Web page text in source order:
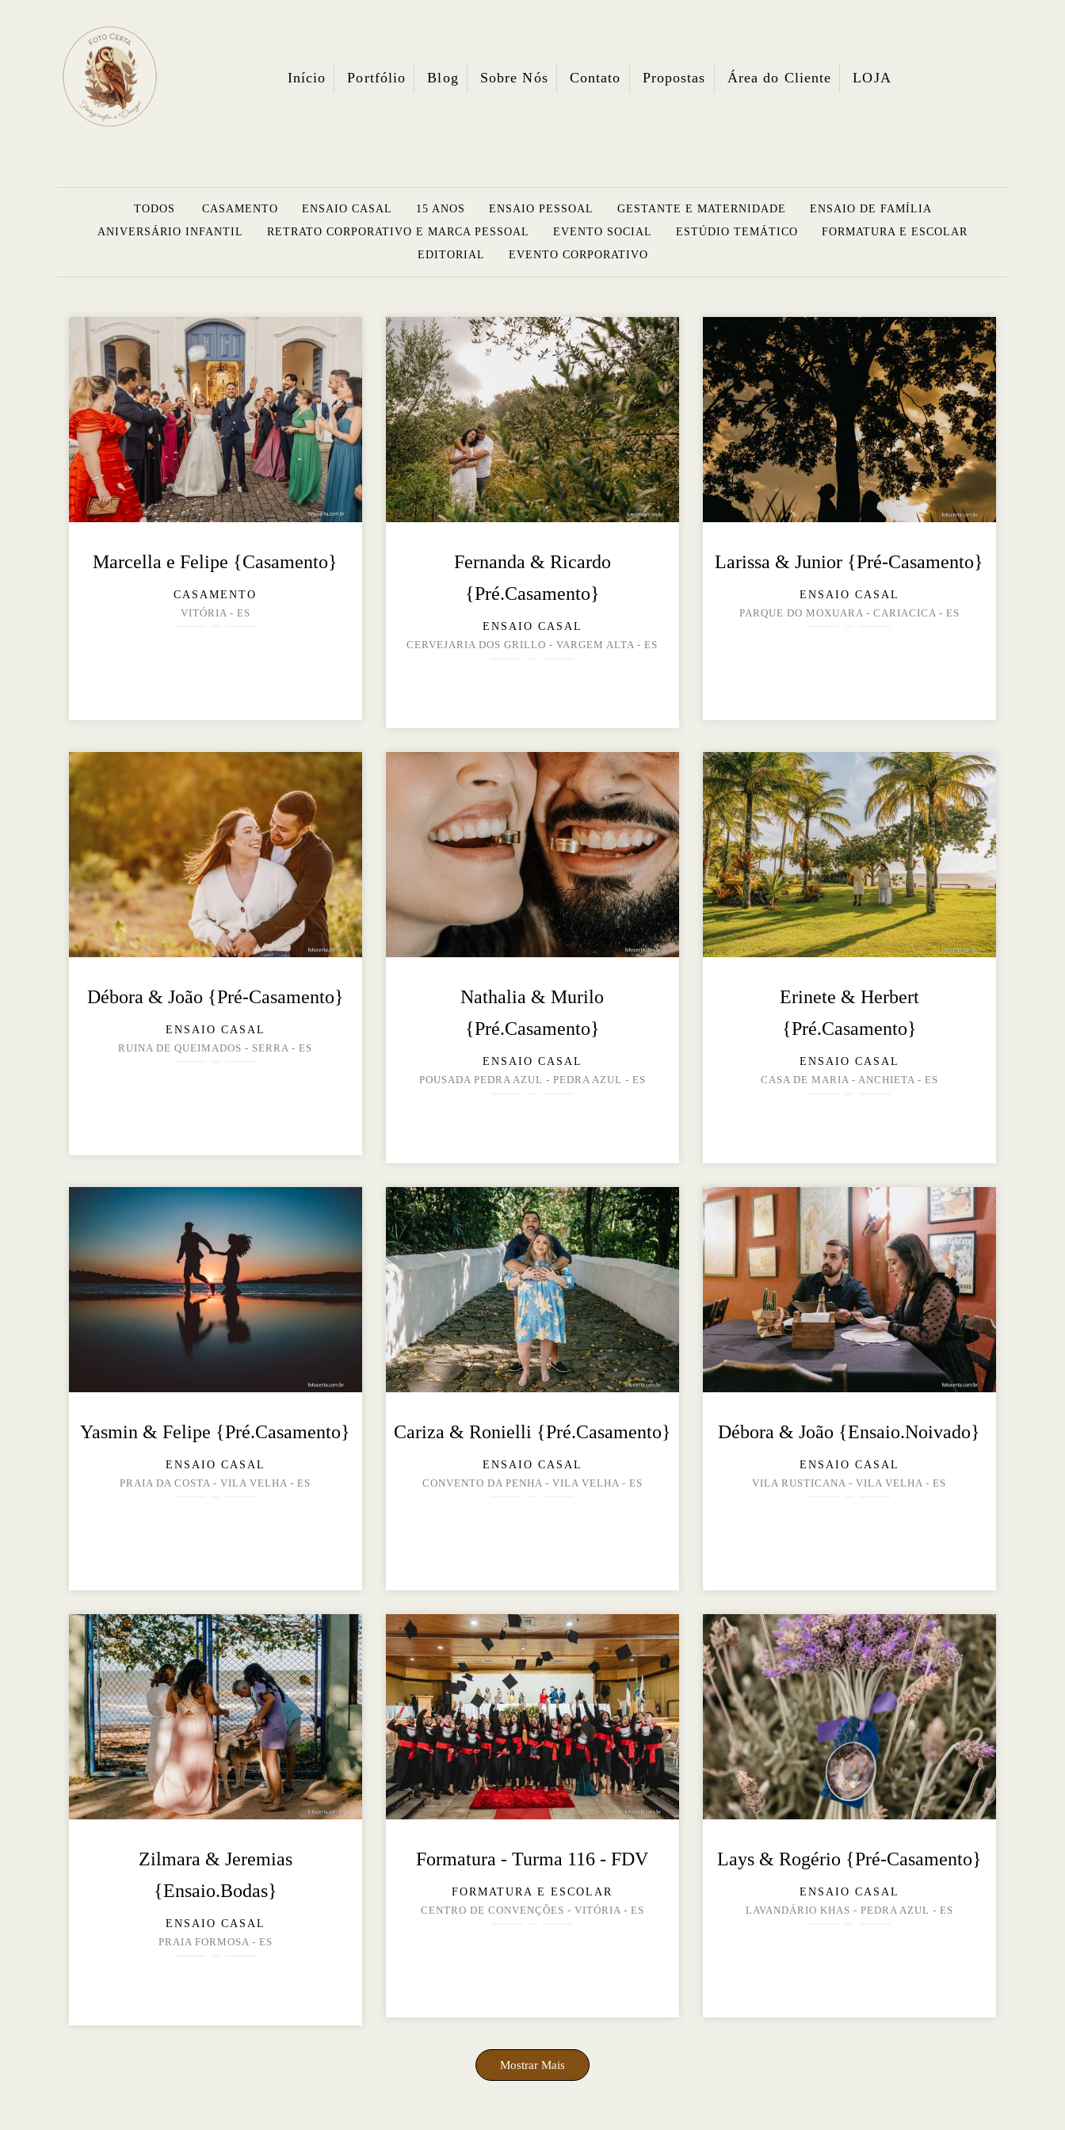
Início Portfólio Blog Sobre Nós Contato Propostas Área do Cliente LOJA
TODOS CASAMENTO ENSAIO CASAL 15 ANOS ENSAIO PESSOAL GESTANTE E MATERNIDADE
ENSAIO DE FAMÍLIA
ANIVERSÁRIO INFANTIL
RETRATO CORPORATIVO E MARCA PESSOAL EVENTO SOCIAL ESTÚDIO TEMÁTICO
FORMATURA E ESCOLAR
EDITORIAL
EVENTO CORPORATIVO
Marcella e Felipe {Casamento}
CASAMENTO
VITÓRIA - ES
Fernanda & Ricardo
{Pré.Casamento}
ENSAIO CASAL
CERVEJARIA DOS GRILLO - VARGEM ALTA - ES
Larissa & Junior {Pré-Casamento}
ENSAIO CASAL
PARQUE DO MOXUARA - CARIACICA - ES
Débora & João {Pré-Casamento}
ENSAIO CASAL
RUINA DE QUEIMADOS - SERRA - ES
Nathalia & Murilo
{Pré.Casamento}
ENSAIO CASAL
POUSADA PEDRA AZUL - PEDRA AZUL - ES
Erinete & Herbert
{Pré.Casamento}
ENSAIO CASAL
CASA DE MARIA - ANCHIETA - ES
Yasmin & Felipe {Pré.Casamento}
ENSAIO CASAL
PRAIA DA COSTA - VILA VELHA - ES
Cariza & Ronielli {Pré.Casamento}
ENSAIO CASAL
CONVENTO DA PENHA - VILA VELHA - ES
Débora & João {Ensaio.Noivado}
ENSAIO CASAL
VILA RUSTICANA - VILA VELHA - ES
Zilmara & Jeremias
{Ensaio.Bodas}
ENSAIO CASAL
PRAIA FORMOSA - ES
Formatura - Turma 116 - FDV
FORMATURA E ESCOLAR
CENTRO DE CONVENÇÕES - VITÓRIA - ES
Lays & Rogério {Pré-Casamento}
ENSAIO CASAL
LAVANDÁRIO KHAS - PEDRA AZUL - ES
Mostrar Mais